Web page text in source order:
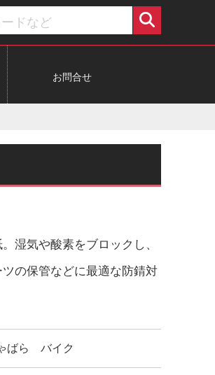
お問合せ
湿気や酸素をブロックし、
の保管などに最適な防錆対
ばら バイク